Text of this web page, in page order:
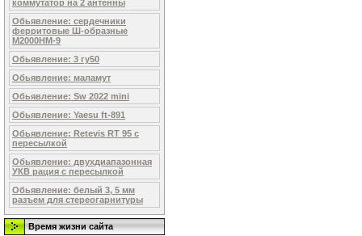
коммутатор на 2 антенны
Обьявление: сердечники
ферритовые Ш-образные
М2000НМ-9
Обьявление: 3 гу50
Обьявление: маламут
Обьявление: Sw 2022 mini
Обьявление: Yaesu ft-891
Обьявление: Retevis RT 95 с
пересылкой
Обьявление: двухдиапазонная
УКВ рация с пересылкой
Обьявление: белый 3, 5 мм
разъем для стереогарнитуры
Время жизни сайта